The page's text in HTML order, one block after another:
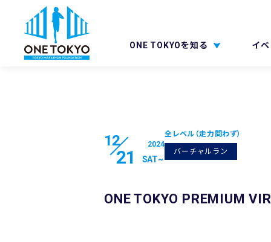
ONE TOKYOを知る イ
12
21
2024
SAT~
全レベル（走力問わず）
バーチャルラン
ONE TOKYO PREMIUM